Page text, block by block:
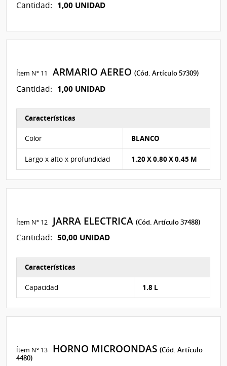
Cantidad: 1,00 UNIDAD
Ítem Nº 11 ARMARIO AEREO(Cód. Artículo 57309)
Cantidad: 1,00 UNIDAD
Características
Color BLANCO
Largo x alto x profundidad 1.20 X 0.80 X 0.45 M
Ítem Nº 12 JARRA ELECTRICA(Cód. Artículo 37488)
Cantidad: 50,00 UNIDAD
Características del Ítem Nº 23
Características
Capacidad 1.8 L
Ítem Nº 13 HORNO MICROONDAS(Cód. Artículo
4480)